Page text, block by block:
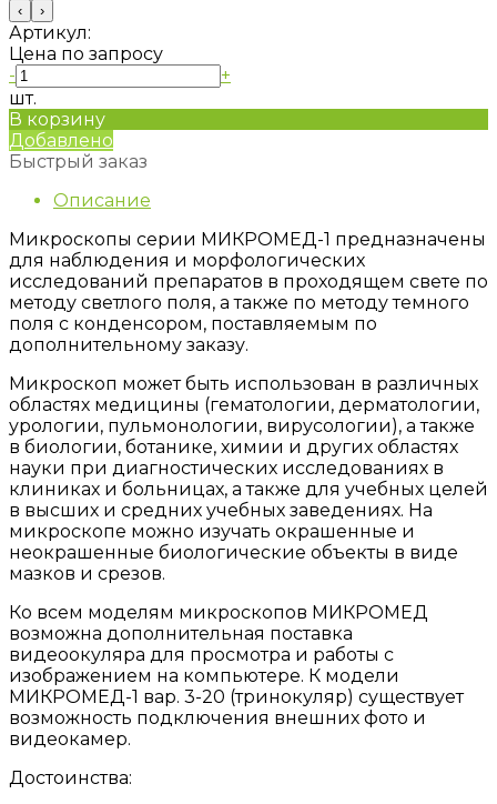
‹ ›
Артикул:
Цена по запросу
-
+
шт.
В корзину
Добавлено
Быстрый заказ
Описание
Микроскопы серии МИКРОМЕД-1 предназначены
для наблюдения и морфологических
исследований препаратов в проходящем свете по
методу светлого поля, а также по методу темного
поля с конденсором, поставляемым по
дополнительному заказу.
Микроскоп может быть использован в различных
областях медицины (гематологии, дерматологии,
урологии, пульмонологии, вирусологии), а также
в биологии, ботанике, химии и других областях
науки при диагностических исследованиях в
клиниках и больницах, а также для учебных целей
в высших и средних учебных заведениях. На
микроскопе можно изучать окрашенные и
неокрашенные биологические объекты в виде
мазков и срезов.
Ко всем моделям микроскопов МИКРОМЕД
возможна дополнительная поставка
видеоокуляра для просмотра и работы с
изображением на компьютере. К модели
МИКРОМЕД-1 вар. 3-20 (тринокуляр) существует
возможность подключения внешних фото и
видеокамер.
Достоинства: